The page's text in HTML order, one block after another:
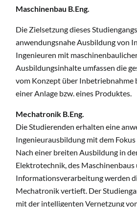
Maschinenbau B.Eng.
Die Zielsetzung dieses
anwendungsnahe Ausbildung von
Ingenieuren mit
Ausbildungsinhalte umfassen die
vom Konzept über Inbetriebnahme
einer Anlage bzw. eines Produktes.
Mechatronik B.Eng.
Die Studierenden erhalten eine
Ingenieurausbildung mit dem
Nach einer breiten Ausbildung in
Elektrotechnik, des Maschinenbaus
Informationsverarbeitung werden
Mechatronik vertieft. Der
mit der intelligenten Vernetzung